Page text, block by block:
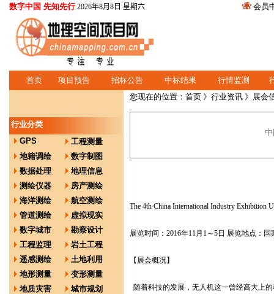
数字中国 先知先行 2026年8月8日 星期六 会员
首页 项目预告 招标公告 中标结果 行情监测
行业分类
GPS
工程测量
地籍调绘
数字制图
数据处理
地理信息
测绘仪器
房产测绘
海洋测绘
航空测绘
管道测绘
虚拟现实
数字城市
勘察设计
工程监理
岩土工程
遥感测绘
土地利用
地形测量
变形测量
地质灾害
城市规划
您现在的位置： 首页 》 行业资讯 》展会
The 4th China International Industry Exhibition
展览时间：2016年11月1～5日 展览地点：
【展会概况】
随着科技的发展，无人机这一曾经高大上